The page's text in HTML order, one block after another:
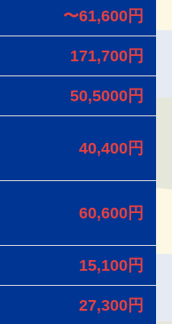
〜61,600円
171,700円
50,5000円
40,400円
60,600円
15,100円
27,300円